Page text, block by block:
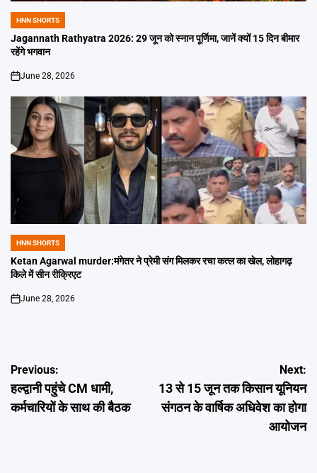
POSTED
IN
HNN SHORTS
Jagannath Rathyatra 2026: 29 जून को स्नान पूर्णिमा, जानें क्यों 15 दिन बीमार
रहेंगे भगवान
on
June 28, 2026
POSTED
IN
HNN SHORTS
Ketan Agarwal murder:मंगेतर ने प्रेमी संग मिलकर रचा कत्ल का खेल, लोहागढ़
किले में सीन रीक्रिएट
on
June 28, 2026
Post
navigation
Previous:
हल्द्वानी पहु्ंचे CM धामी,
कर्मचारियों के साथ की बैठक
Next:
13 से 15 जून तक किसान यूनियन
संगठन के वार्षिक अधिवेश का होगा
आयोजन